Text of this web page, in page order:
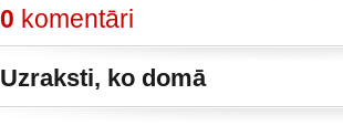
0 komentāri
Uzraksti, ko domā